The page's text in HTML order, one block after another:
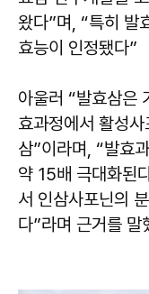
왔다”며, “특히 발
효능이 인정됐다”
아울러 “발효삼은
효과정에서 활성
삼”이라며, “발효
약 15배 극대화된
서 인삼사포닌의
다”라며 근거를 말